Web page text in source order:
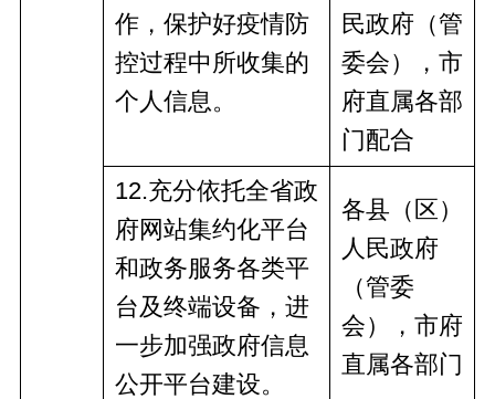
作， 保护好疫情防
控过程中所收集的
个人信息。
民政府 （管
委会），市
府直属各部
门 配合
12.充分依托全省政
府网站集约化平台
和政务服务各类平
台及终端设备，进
一步加强政府信息
公开平台建设。
各县（区）
人民政府
（管委
会），市府
直属各部门